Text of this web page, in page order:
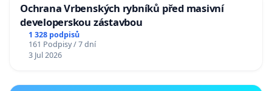
Ochrana Vrbenských rybníků před masivní
developerskou zástavbou
1 328 podpisů
161 Podpisy / 7 dní
3 Jul 2026